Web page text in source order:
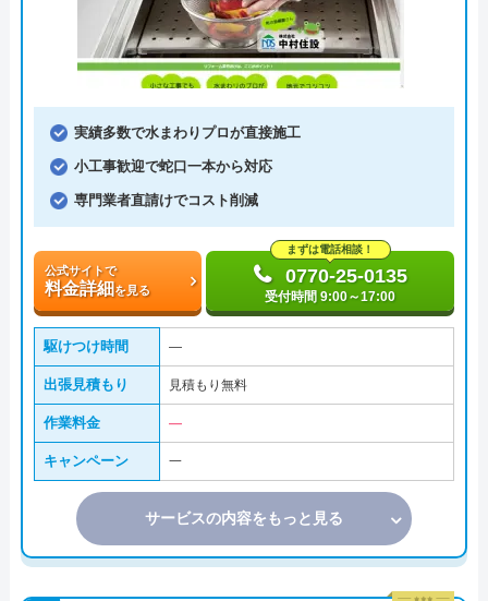
実績多数で水まわりプロが直接施工
小工事歓迎で蛇口一本から対応
専門業者直請けでコスト削減
公式サイトで
料金詳細を見る
まずは電話相談！
0770-25-0135
受付時間 9:00～17:00
駆けつけ時間 ―
出張見積もり 見積もり無料
作業料金 ―
キャンペーン 一
サービスの内容をもっと見る